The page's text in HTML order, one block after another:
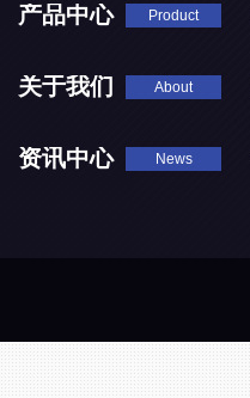
产品中心 Product
关于我们 About
资讯中心 News